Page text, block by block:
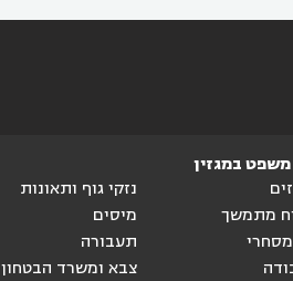
במגזין
מתמשך
נזקי גוף ותאונות
מיסים
תעבורה
צבא ומשרד הבטחון